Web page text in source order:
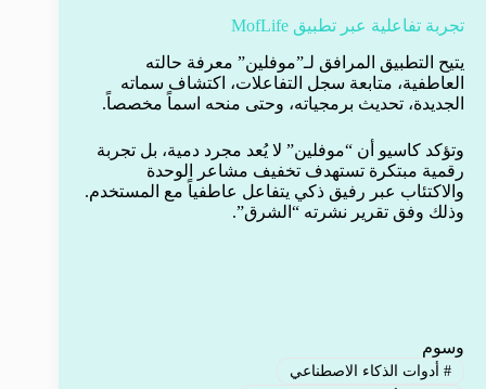
تجربة تفاعلية عبر تطبيق MofLife
يتيح التطبيق المرافق لـ”موفلين” معرفة حالته
العاطفية، متابعة سجل التفاعلات، اكتشاف سماته
الجديدة، تحديث برمجياته، وحتى منحه اسماً مخصصاً.
وتؤكد كاسيو أن “موفلين” لا يُعد مجرد دمية، بل تجربة
رقمية مبتكرة تستهدف تخفيف مشاعر الوحدة
والاكتئاب عبر رفيق ذكي يتفاعل عاطفياً مع المستخدم.
وذلك وفق تقرير نشرته “الشرق”.
وسوم
#أدوات الذكاء الاصطناعي